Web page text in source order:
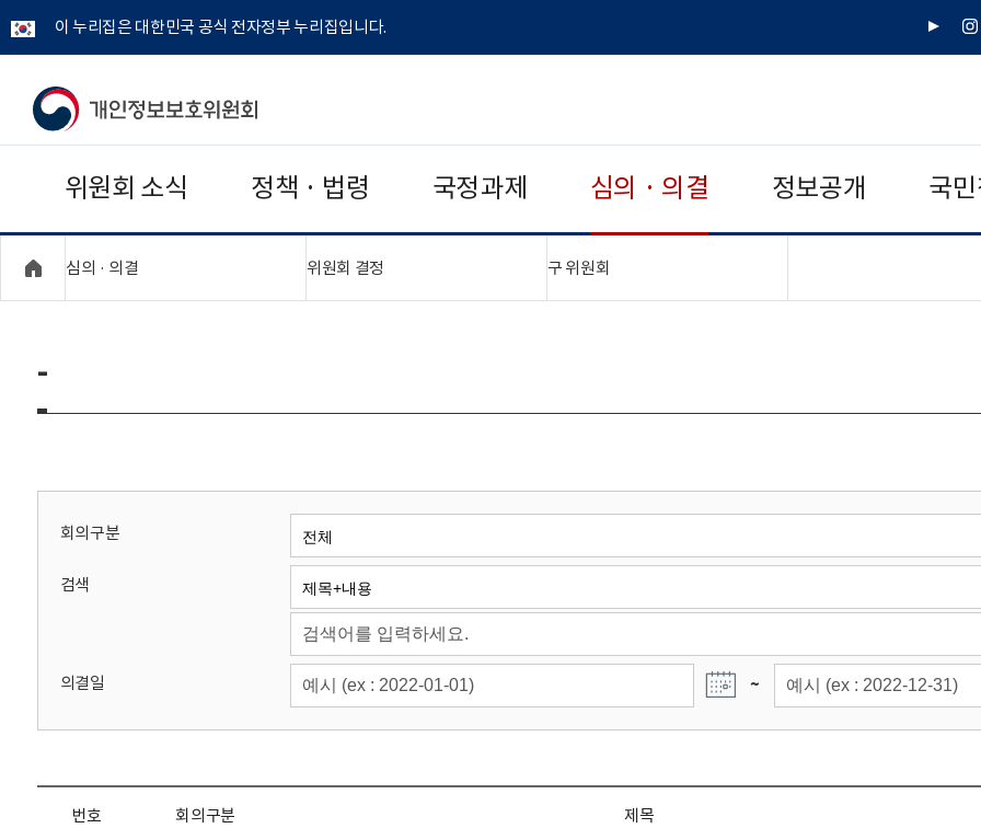
이 누리집은 대한민국 공식 전자정부 누리집입니다.
유
인
개
보
보
위
회
위원회 소식 정책 · 법령 국정과제 심의 · 의결 정보공개 국
심의 · 의결 위원회 결정 구 위원회
-
회의구분
검색
의결일 ~
번호 회의구분 제목